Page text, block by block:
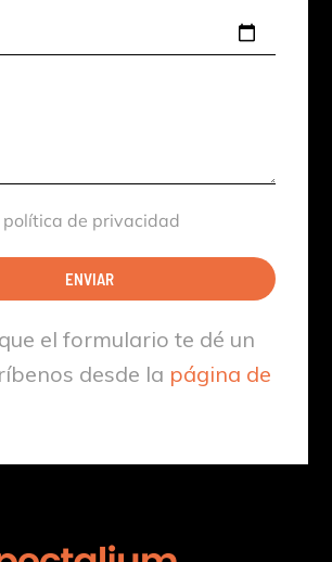
de privacidad
ENVIAR
el formulario te dé un
desde la página de